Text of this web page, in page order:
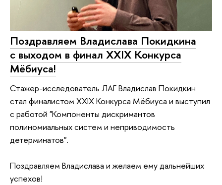
Поздравляем Владислава Покидкина
с выходом в финал XXIX Конкурса
Мёбиуса!
Стажер-исследователь ЛАГ Владислав Покидкин
стал финалистом XXIX Конкурса Мёбиуса и выступил
с работой "Компоненты дискримантов
полиномиальных систем и неприводимость
детерминатов".
Поздравляем Владислава и желаем ему дальнейших
успехов!